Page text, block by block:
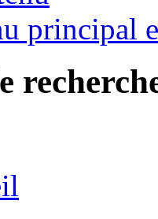
principal